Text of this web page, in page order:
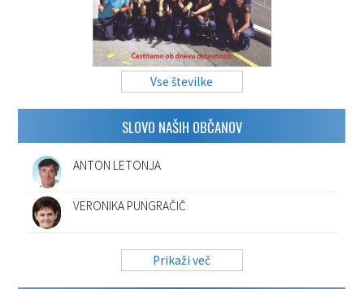
Vse številke
SLOVO NAŠIH OBČANOV
ANTON LETONJA
VERONIKA PUNGRAČIČ
Prikaži več